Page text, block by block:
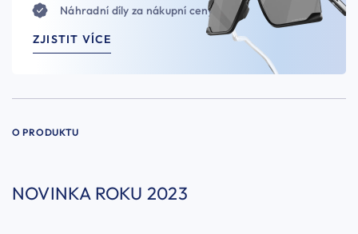
Náhradní díly za nákupní ceny
ZJISTIT VÍCE
O PRODUKTU
NOVINKA ROKU 2023